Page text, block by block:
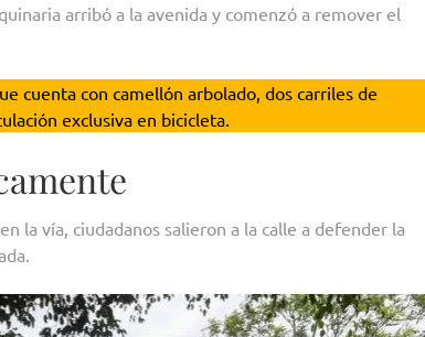
arribó a la avenida y comenzó a remover el
cuenta con camellón arbolado, dos carriles de
exclusiva en bicicleta.
la vía, ciudadanos salieron a la calle a defender la